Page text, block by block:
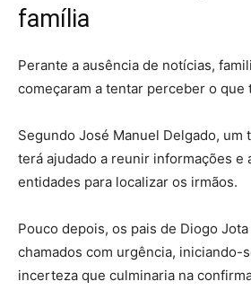
família
Perante a ausência de notícias,
começaram a tentar perceber o que
Segundo José Manuel Delgado, um
terá ajudado a reunir informações e
entidades para localizar os irmãos.
Pouco depois, os pais de Diogo
chamados com urgência, iniciando-
incerteza que culminaria na